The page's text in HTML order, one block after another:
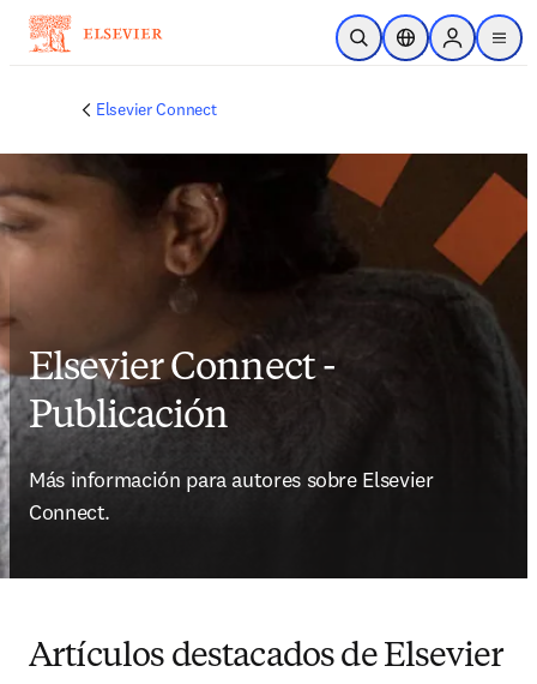
Saltar al contenido principal
Abrir búsqueda
Selector deSign in to
menu
Elsevier Connect
Elsevier Connect -
Publicación
Más información para autores sobre Elsevier
Connect.
Artículos destacados de Elsevier